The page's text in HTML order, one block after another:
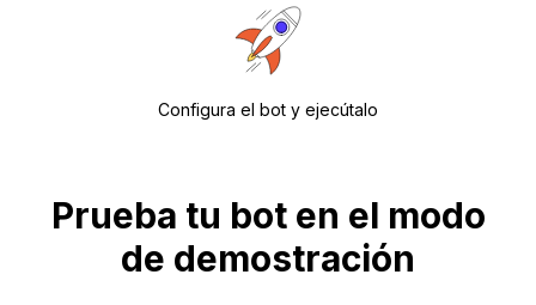
Configura el bot y ejecútalo
Prueba tu bot en el modo
de demostración